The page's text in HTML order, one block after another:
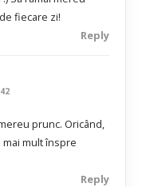
fiecare zi!
Reply
prunc. Oricând,
mai mult înspre
Reply